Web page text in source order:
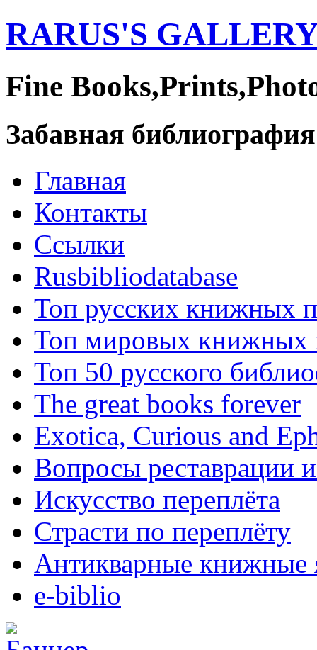
RARUS'S
Fine
Забавная библиография
Главная
Контакты
Ссылки
Rusbibliodatabase
Топ русских книжных
Топ мировых книжных
Топ 50 русского
The great books forever
Exotica, Curious and
Вопросы реставрации
Искусство переплёта
Страсти по переплёту
Антикварные книжные
e-biblio